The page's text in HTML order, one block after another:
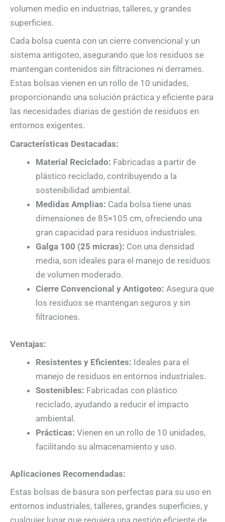
volumen medio en industrias, talleres, y grandes
superficies.
Cada bolsa cuenta con un cierre convencional y un
sistema antigoteo, asegurando que los residuos se
mantengan contenidos sin filtraciones ni derrames.
Estas bolsas vienen en un rollo de 10 unidades,
proporcionando una solución práctica y eficiente para
las necesidades diarias de gestión de residuos en
entornos exigentes.
Características Destacadas:
Material Reciclado: Fabricadas a partir de
plástico reciclado, contribuyendo a la
sostenibilidad ambiental.
Medidas Amplias: Cada bolsa tiene unas
dimensiones de 85×105 cm, ofreciendo una
gran capacidad para residuos industriales.
Galga 100 (25 micras): Con una densidad
media, son ideales para el manejo de residuos
de volumen moderado.
Cierre Convencional y Antigoteo: Asegura que
los residuos se mantengan seguros y sin
filtraciones.
Ventajas:
Resistentes y Eficientes: Ideales para el
manejo de residuos en entornos industriales.
Sostenibles: Fabricadas con plástico
reciclado, ayudando a reducir el impacto
ambiental.
Prácticas: Vienen en un rollo de 10 unidades,
facilitando su almacenamiento y uso.
Aplicaciones Recomendadas:
Estas bolsas de basura son perfectas para su uso en
entornos industriales, talleres, grandes superficies, y